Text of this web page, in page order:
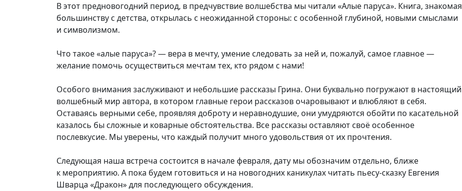
В этот предновогодний период, в предчувствие волшебства мы читали «Алые паруса». Книга, знакомая
большинству с детства, открылась с неожиданной стороны: с особенной глубиной, новыми смыслами
и символизмом.
Что такое «алые паруса»? — вера в мечту, умение следовать за ней и, пожалуй, самое главное —
желание помочь осуществиться мечтам тех, кто рядом с нами!
Особого внимания заслуживают и небольшие рассказы Грина. Они буквально погружают в настоящий
волшебный мир автора, в котором главные герои рассказов очаровывают и влюбляют в себя.
Оставаясь верными себе, проявляя доброту и неравнодушие, они умудряются обойти по касательной
казалось бы сложные и коварные обстоятельства. Все рассказы оставляют своё особенное
послевкусие. Мы уверены, что каждый получит много удовольствия от их прочтения.
Следующая наша встреча состоится в начале февраля, дату мы обозначим отдельно, ближе
к мероприятию. А пока будем готовиться и на новогодних каникулах читать пьесу-сказку Евгения
Шварца «Дракон» для последующего обсуждения.